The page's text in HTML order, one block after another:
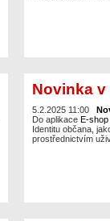
Novinka
5.2.2025 11:00
Do aplikace E-shop
Identitu občana,
prostřednictvím